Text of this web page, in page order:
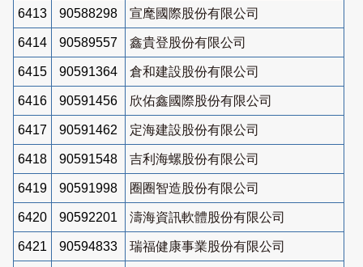
6413 90588298 宣麾國際股份有限公司
6414 90589557 鑫貴登股份有限公司
6415 90591364 倉和建設股份有限公司
6416 90591456 欣佑鑫國際股份有限公司
6417 90591462 定海建設股份有限公司
6418 90591548 吉利海螺股份有限公司
6419 90591998 圈圈智造股份有限公司
6420 90592201 濤海資訊軟體股份有限公司
6421 90594833 瑞福健康事業股份有限公司